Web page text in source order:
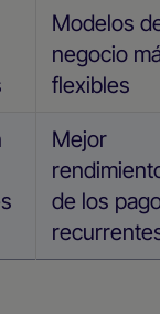
Modelos
negocio
flexibles
Mejor
de los